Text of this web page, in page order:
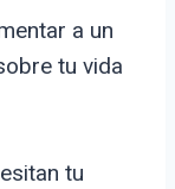
a un
tu vida
tu